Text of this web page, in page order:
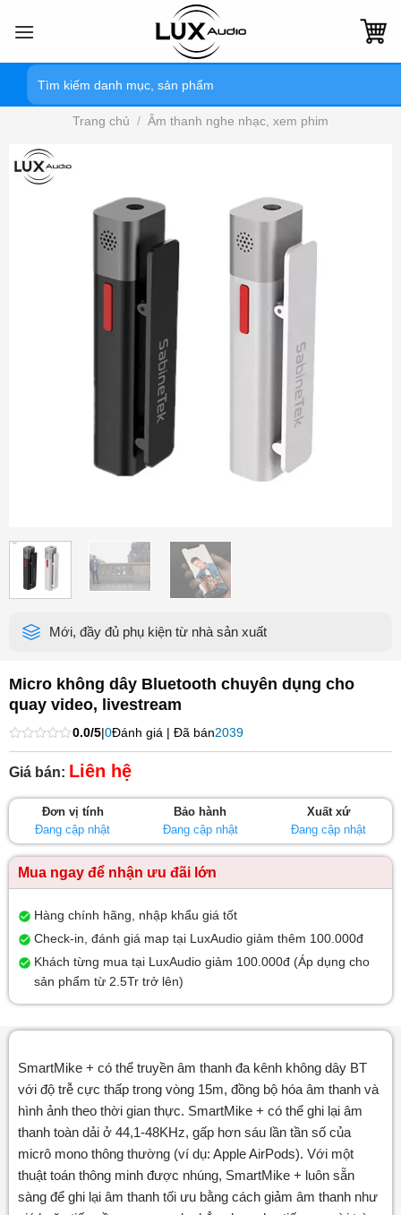
qua
Tìm
kiếm:
Trang chủ / Âm thanh nghe nhạc, xem phim
Mới, đầy đủ phụ kiện từ nhà sản xuất
Micro không dây Bluetooth chuyên dụng cho
quay video, livestream
Được
xếp
hạng
5
0.0/5|0Đánh giá | Đã bán2039
Giá bán: Liên hệ
Đơn vị tính
Đang cập nhật
Bảo hành
Đang cập nhật
Xuất xứ
Đang cập nhật
Mua ngay để nhận ưu đãi lớn
Hàng chính hãng, nhập khẩu giá tốt
Check-in, đánh giá map tại LuxAudio giảm thêm 100.000đ
Khách từng mua tại LuxAudio giảm 100.000đ (Áp dụng cho
sản phẩm từ 2.5Tr trở lên)
SmartMike + có thể truyền âm thanh đa kênh không dây BT
với độ trễ cực thấp trong vòng 15m, đồng bộ hóa âm thanh và
hình ảnh theo thời gian thực. SmartMike + có thể ghi lại âm
thanh toàn dải ở 44,1-48KHz, gấp hơn sáu lần tần số của
micrô mono thông thường (ví dụ: Apple AirPods). Với một
thuật toán thông minh được nhúng, SmartMike + luôn sẵn
sàng để ghi lại âm thanh tối ưu bằng cách giảm âm thanh như